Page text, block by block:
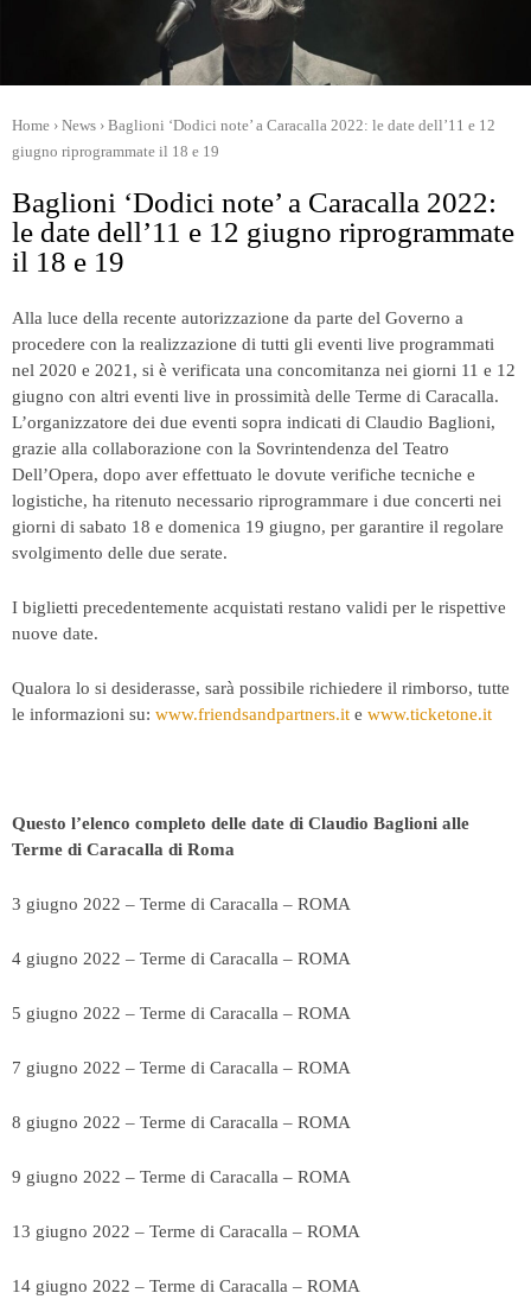
Home › News › Baglioni ‘Dodici note’ a Caracalla 2022: le date dell’11 e 12
giugno riprogrammate il 18 e 19
Baglioni ‘Dodici note’ a Caracalla 2022:
le date dell’11 e 12 giugno riprogrammate
il 18 e 19
Alla luce della recente autorizzazione da parte del Governo a
procedere con la realizzazione di tutti gli eventi live programmati
nel 2020 e 2021, si è verificata una concomitanza nei giorni 11 e 12
giugno con altri eventi live in prossimità delle Terme di Caracalla.
L’organizzatore dei due eventi sopra indicati di Claudio Baglioni,
grazie alla collaborazione con la Sovrintendenza del Teatro
Dell’Opera, dopo aver effettuato le dovute verifiche tecniche e
logistiche, ha ritenuto necessario riprogrammare i due concerti nei
giorni di sabato 18 e domenica 19 giugno, per garantire il regolare
svolgimento delle due serate.
I biglietti precedentemente acquistati restano validi per le rispettive
nuove date.
Qualora lo si desiderasse, sarà possibile richiedere il rimborso, tutte
le informazioni su: www.friendsandpartners.it e www.ticketone.it
Questo l’elenco completo delle date di Claudio Baglioni alle
Terme di Caracalla di Roma
3 giugno 2022 – Terme di Caracalla – ROMA
4 giugno 2022 – Terme di Caracalla – ROMA
5 giugno 2022 – Terme di Caracalla – ROMA
7 giugno 2022 – Terme di Caracalla – ROMA
8 giugno 2022 – Terme di Caracalla – ROMA
9 giugno 2022 – Terme di Caracalla – ROMA
13 giugno 2022 – Terme di Caracalla – ROMA
14 giugno 2022 – Terme di Caracalla – ROMA